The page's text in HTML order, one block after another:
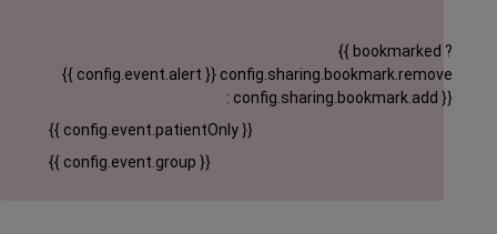
{{ config.event.alert }}
{{ bookmarked ?
config.sharing.bookmark.remove
: config.sharing.bookmark.add }}
{{ config.event.patientOnly }}
{{ config.event.group }}